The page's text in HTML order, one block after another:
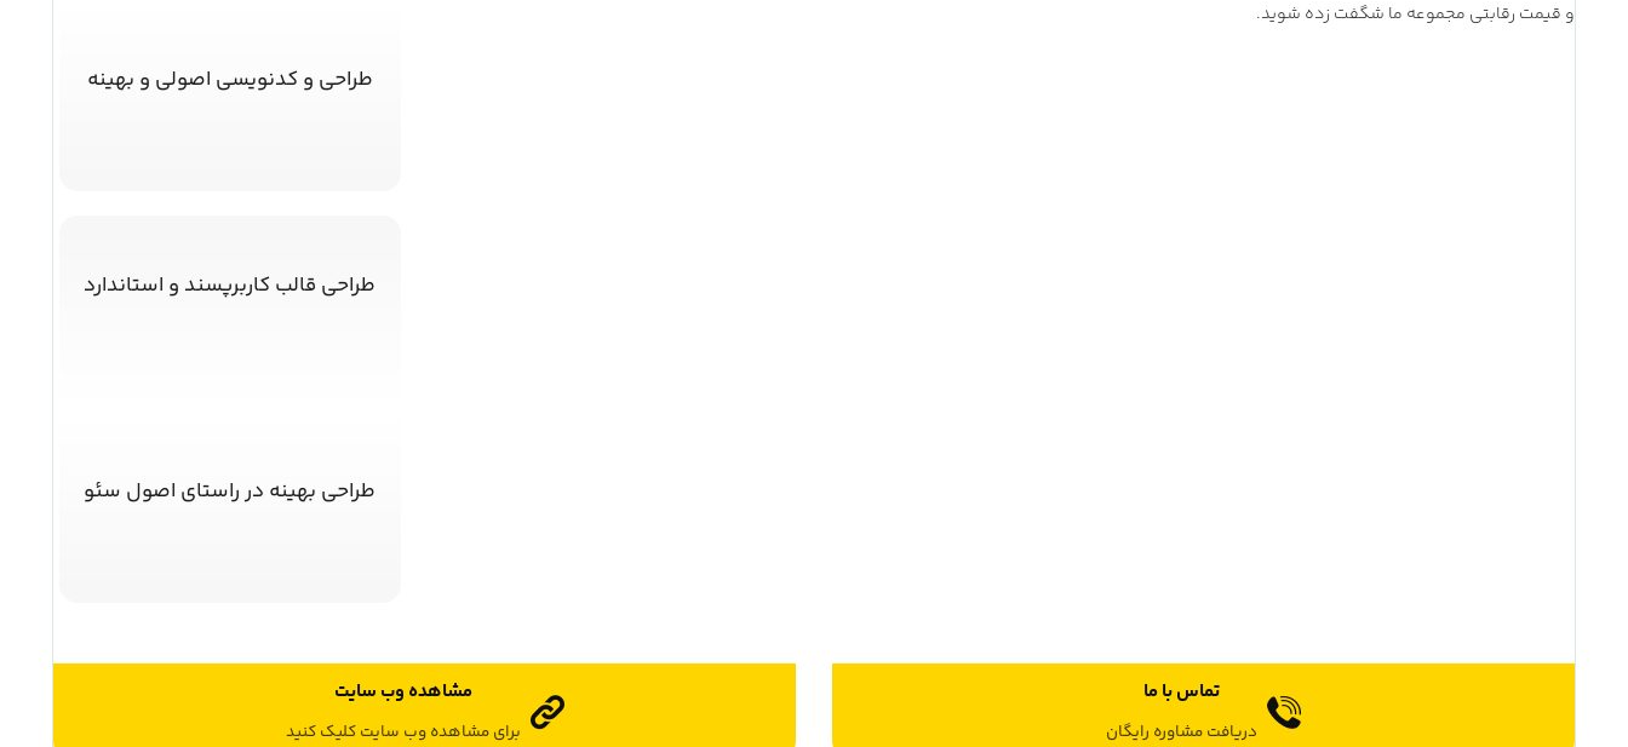
و قیمت رقابتی مجموعه ما شگفت زده شوید.
طراحی و کدنویسی اصولی و بهینه
طراحی قالب کاربرپسند و استاندارد
طراحی بهینه در راستای اصول سئو
تماس با ما
دریافت مشاوره رایگان
مشاهده وب سایت
برای مشاهده وب سایت کلیک کنید